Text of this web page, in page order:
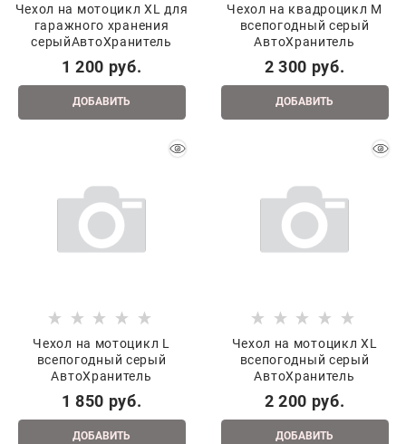
Чехол на мотоцикл XL для
гаражного хранения
серыйАвтоХранитель
1 200 руб.
ДОБАВИТЬ
Чехол на квадроцикл M
всепогодный серый
АвтоХранитель
2 300 руб.
ДОБАВИТЬ
Чехол на мотоцикл L
всепогодный серый
АвтоХранитель
1 850 руб.
ДОБАВИТЬ
Чехол на мотоцикл XL
всепогодный серый
АвтоХранитель
2 200 руб.
ДОБАВИТЬ